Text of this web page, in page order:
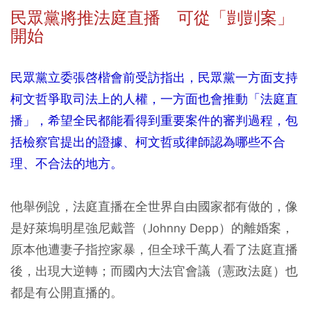
民眾黨將推法庭直播 可從「剴剴案」
開始
民眾黨立委張啓楷會前受訪指出，民眾黨一方面支持
柯文哲爭取司法上的人權，一方面也會推動「法庭直
播」，希望全民都能看得到重要案件的審判過程，包
括檢察官提出的證據、柯文哲或律師認為哪些不合
理、不合法的地方。
他舉例說，法庭直播在全世界自由國家都有做的，像
是好萊塢明星強尼戴普（Johnny Depp）的離婚案，
原本他遭妻子指控家暴，但全球千萬人看了法庭直播
後，出現大逆轉；而國內大法官會議（憲政法庭）也
都是有公開直播的。